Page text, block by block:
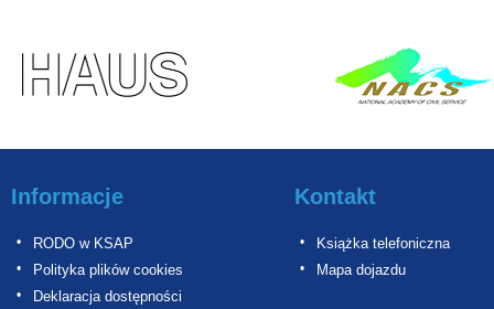
Informacje
RODO w KSAP
Polityka plików cookies
Deklaracja dostępności
Kontakt
Książka telefoniczna
Mapa dojazdu